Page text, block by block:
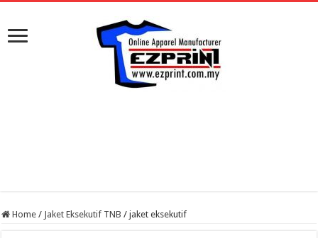
Home / Jaket Eksekutif TNB / jaket eksekutif